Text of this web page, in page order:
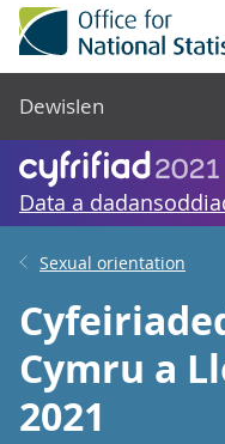
Dewislen
Data a
Sexual orientation
Cymru a
2021